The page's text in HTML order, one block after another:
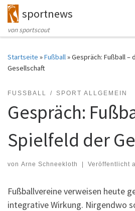
Zum Inhalt springen
sportnews
von sportscout
Startseite »Fußball»Gespräch: Fußball –
Gesellschaft
FUSSBALL SPORT ALLGEMEIN
Gespräch:
Spielfeld der
von Arne Schneekloth | Veröffentlicht
Fußballvereine verweisen heute
integrative Wirkung. Nirgendwo